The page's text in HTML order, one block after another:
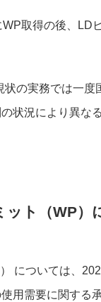
取得の後、LD
の実務では一
状況により異な
ト（WP）
については、
用需要に関する